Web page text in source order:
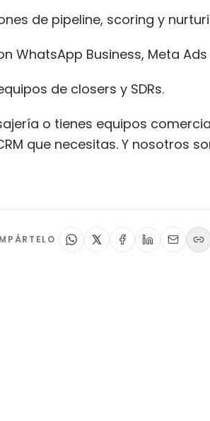
de pipeline, scoring y
WhatsApp Business, Meta
de closers y SDRs.
o tienes equipos
que necesitas. Y nosotros